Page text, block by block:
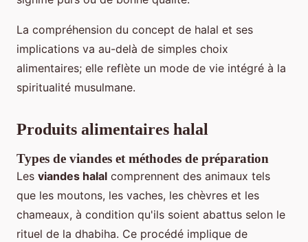
La compréhension du concept de halal et ses
implications va au-delà de simples choix
alimentaires; elle reflète un mode de vie intégré à la
spiritualité musulmane.
Produits alimentaires halal
Types de viandes et méthodes de préparation
Les viandes halal comprennent des animaux tels
que les moutons, les vaches, les chèvres et les
chameaux, à condition qu'ils soient abattus selon le
rituel de la dhabiha. Ce procédé implique de